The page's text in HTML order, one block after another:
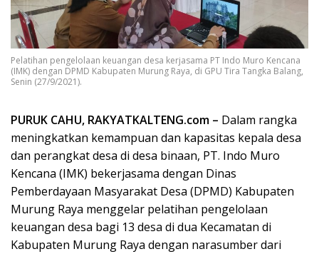
Pelatihan pengelolaan keuangan desa kerjasama PT Indo Muro Kencana
(IMK) dengan DPMD Kabupaten Murung Raya, di GPU Tira Tangka Balang,
Senin (27/9/2021).
PURUK CAHU, RAKYATKALTENG.com – Dalam rangka
meningkatkan kemampuan dan kapasitas kepala desa
dan perangkat desa di desa binaan, PT. Indo Muro
Kencana (IMK) bekerjasama dengan Dinas
Pemberdayaan Masyarakat Desa (DPMD) Kabupaten
Murung Raya menggelar pelatihan pengelolaan
keuangan desa bagi 13 desa di dua Kecamatan di
Kabupaten Murung Raya dengan narasumber dari